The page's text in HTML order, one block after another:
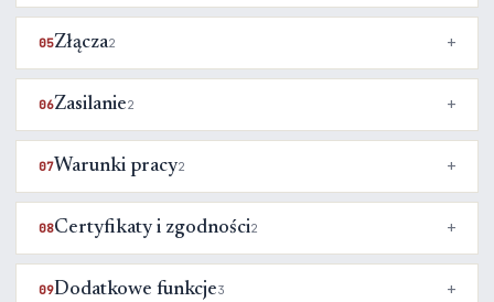
05Złącza2
06Zasilanie2
07Warunki pracy2
08Certyfikaty i zgodności2
09Dodatkowe funkcje3